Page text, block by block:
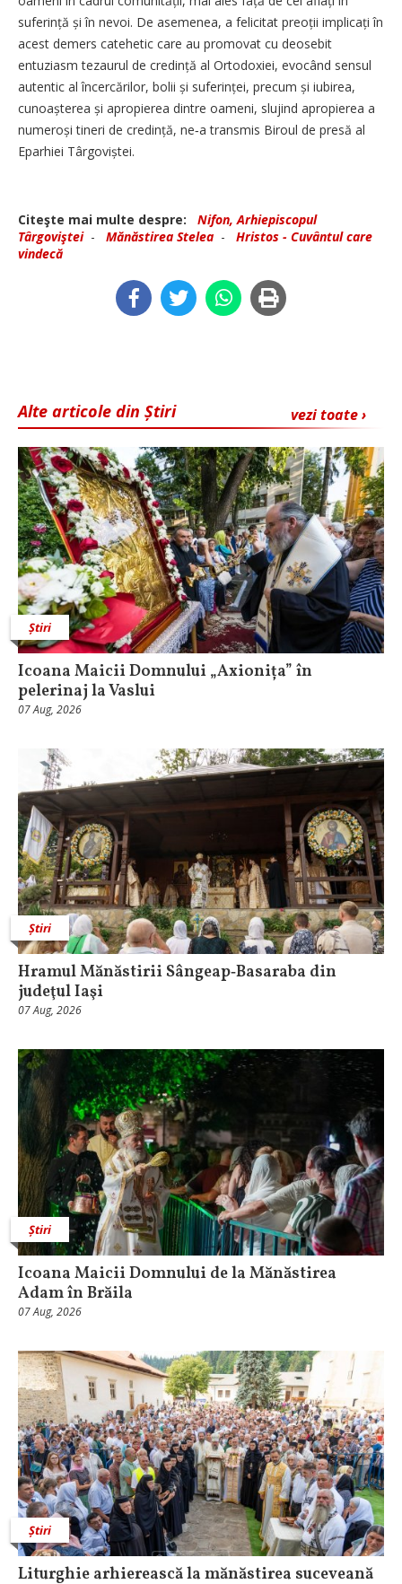
suferință și în nevoi. De asemenea, a felicitat preoții implicați în
acest demers catehetic care au promovat cu deosebit
entuziasm tezaurul de credință al Ortodoxiei, evocând sensul
autentic al încercărilor, bolii și suferinței, precum și iubirea,
cunoașterea și apropierea dintre oameni, slujind apropierea a
numeroși tineri de credință, ne‑a transmis Biroul de presă al
Eparhiei Târgoviștei.
Citeşte mai multe despre:
Nifon, Arhiepiscopul
Târgoviştei- Mănăstirea Stelea - Hristos - Cuvântul care
vindecă
vezi toate ›
Alte articole din Știri
Știri
Icoana Maicii Domnului „Axionița” în
pelerinaj la Vaslui
07 Aug, 2026
Știri
Hramul Mănăstirii Sângeap‑Basaraba din
judeţul Iaşi
07 Aug, 2026
Știri
Icoana Maicii Domnului de la Mănăstirea
Adam în Brăila
07 Aug, 2026
Știri
Liturghie arhierească la mănăstirea suceveană